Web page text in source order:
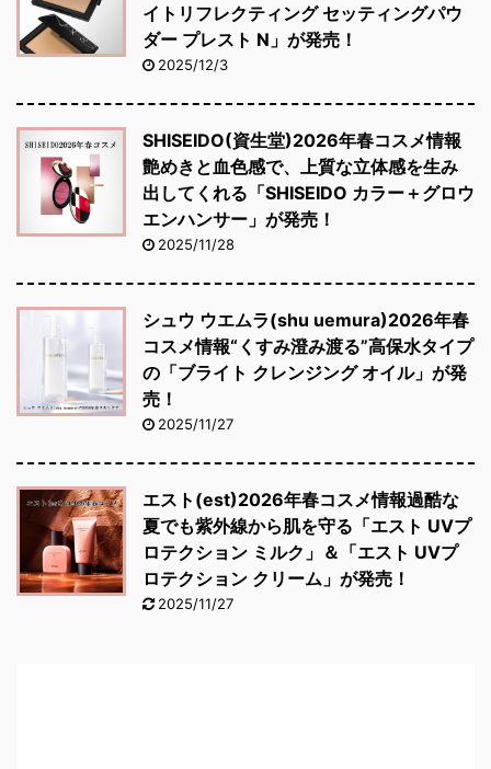
イトリフレクティング セッティングパウ
ダー プレスト N」が発売！
2025/12/3
SHISEIDO(資生堂)2026年春コスメ情報
艶めきと血色感で、上質な立体感を生み
出してくれる「SHISEIDO カラー＋グロウ
エンハンサー」が発売！
2025/11/28
シュウ ウエムラ(shu uemura)2026年春
コスメ情報“くすみ澄み渡る”高保水タイプ
の「ブライト クレンジング オイル」が発
売！
2025/11/27
エスト(est)2026年春コスメ情報過酷な
夏でも紫外線から肌を守る「エスト UVプ
ロテクション ミルク」＆「エスト UVプ
ロテクション クリーム」が発売！
2025/11/27